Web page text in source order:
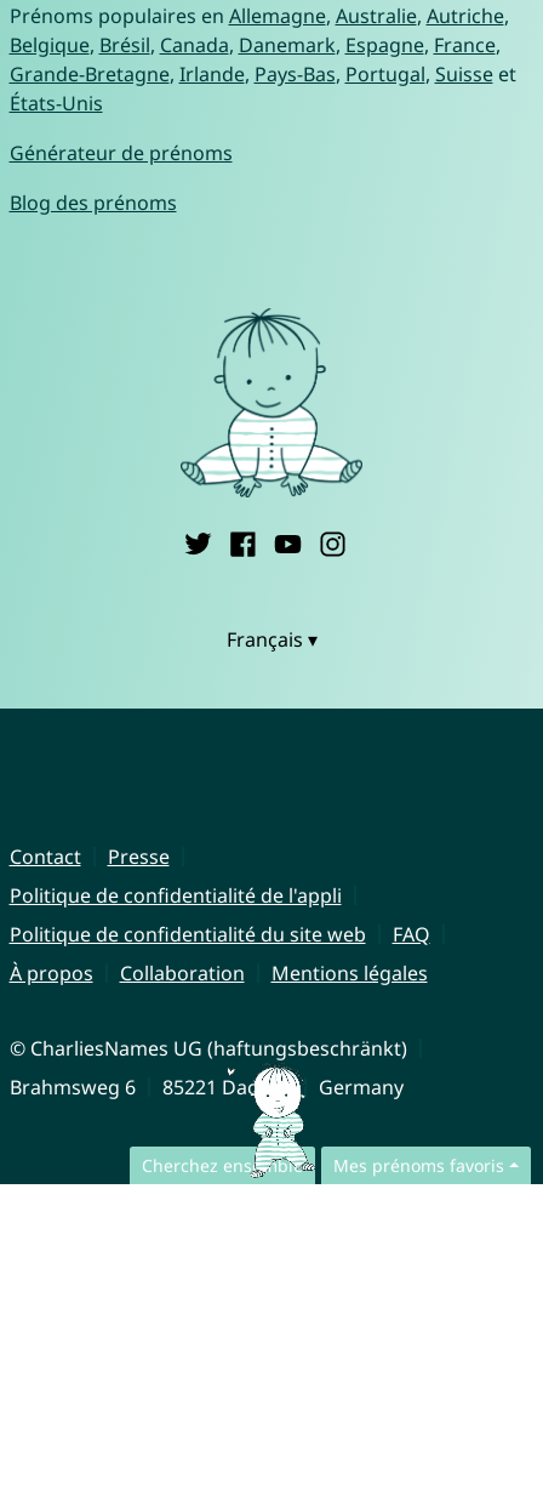
Cherchez ensemble Mes prénoms favoris
Prénoms populaires en Allemagne, Australie, Autriche,
Belgique, Brésil, Canada, Danemark, Espagne, France,
Grande-Bretagne, Irlande, Pays-Bas, Portugal, Suisseet
États-Unis
Générateur de prénoms
Blog des prénoms
Français ▾
Contact
Presse
Politique de confidentialité de l'appli
Politique de confidentialité du site web
FAQ
À propos
Collaboration Mentions légales
© CharliesNames UG (haftungsbeschränkt)
Brahmsweg 6
85221 Dachau Germany